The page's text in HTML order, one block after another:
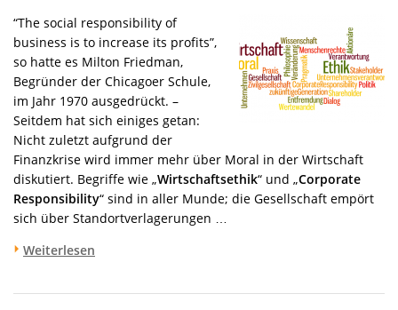
“The social responsibility of
business is to increase its profits”,
so hatte es Milton Friedman,
Begründer der Chicagoer Schule,
im Jahr 1970 ausgedrückt. –
Seitdem hat sich einiges getan:
Nicht zuletzt aufgrund der
Finanzkrise wird immer mehr über Moral in der Wirtschaft
diskutiert. Begriffe wie „Wirtschaftsethik“ und „Corporate
Responsibility“ sind in aller Munde; die Gesellschaft empört
sich über Standortverlagerungen …
Weiterlesen